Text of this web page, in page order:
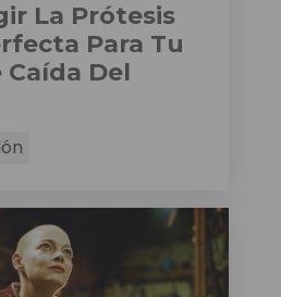
La Prótesis
Para Tu
Del